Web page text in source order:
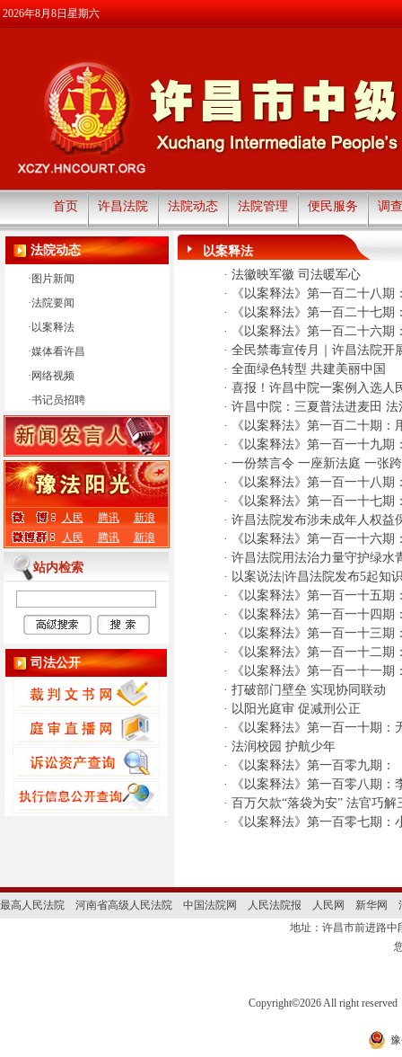
2026年8月8日星期六
首页 许昌法院 法院动态 法院管理 便民服务 调
法院动态
· 图片新闻
·法院要闻
· 以案释法
·媒体看许昌
· 网络视频
·书记员招聘
人民 腾讯
新浪
人民
腾讯 新浪
站内检索
司法公开
以案释法
· 法徽映军徽 司法暖军心
·
《以案释法》第一百二十八期
·
《以案释法》第一百二十七期
·
《以案释法》第一百二十六
· 全民禁毒宣传月｜许昌法院
· 全面绿色转型 共建美丽中国
· 喜报！许昌中院一案例入选人
· 许昌中院：三夏普法进麦田
·
《以案释法》第一百二十期
·
《以案释法》第一百一十九
· 一份禁言令 一座新法庭 一张
·
《以案释法》第一百一十八
·
《以案释法》第一百一十七
· 许昌法院发布涉未成年人权益
·
《以案释法》第一百一十六
· 许昌法院用法治力量守护绿水
· 以案说法|许昌法院发布5起知
·
《以案释法》第一百一十五
·
《以案释法》第一百一十四期
·
《以案释法》第一百一十三
·
《以案释法》第一百一十二
·
《以案释法》第一百一十一
· 打破部门壁垒 实现协同联动
· 以阳光庭审 促减刑公正
·
《以案释法》第一百一十期：
· 法润校园 护航少年
·
《以案释法》第一百零九期：
·
《以案释法》第一百零八期：
· 百万欠款“落袋为安” 法官巧解
·
《以案释法》第一百零七期：
最高人民法院 河南省高级人民法院 中国法院网 人民法院报 人民网 新华网
地址：许昌市前进路
Copyright©2026 All right